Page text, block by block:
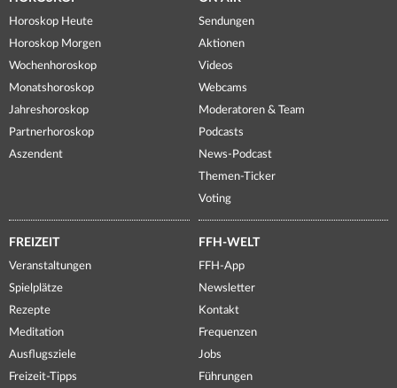
Horoskop Heute
Horoskop Morgen
Wochenhoroskop
Monatshoroskop
Jahreshoroskop
Partnerhoroskop
Aszendent
Sendungen
Aktionen
Videos
Webcams
Moderatoren & Team
Podcasts
News-Podcast
Themen-Ticker
Voting
FREIZEIT
Veranstaltungen
Spielplätze
Rezepte
Meditation
Ausflugsziele
Freizeit-Tipps
FFH-WELT
FFH-App
Newsletter
Kontakt
Frequenzen
Jobs
Führungen